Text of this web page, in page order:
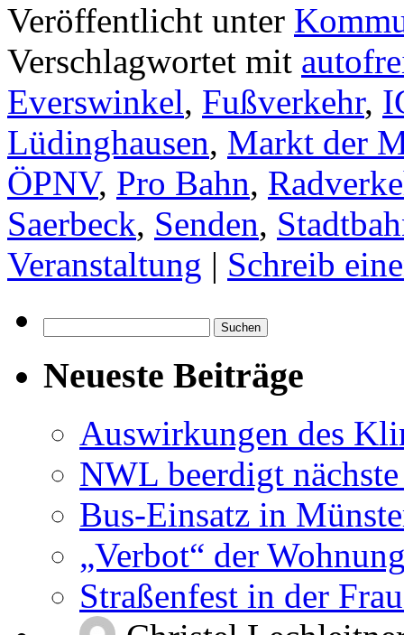
Veröffentlicht unter
Verschlagwortet mit
Everswinkel, Fußverkehr,
Lüdinghausen, Markt der
ÖPNV, Pro Bahn,
Saerbeck, Senden,
Veranstaltung | Schreib
nach:
Neueste Beiträge
Auswirkungen des
NWL beerdigt
Bus-Einsatz in
„Verbot“ der
Straßenfest in der